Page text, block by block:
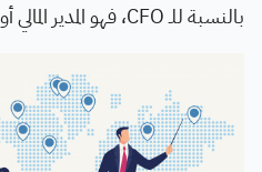
بالنسبة للـ CFO، فهو المدير المالي أو Chief Financial Officer.